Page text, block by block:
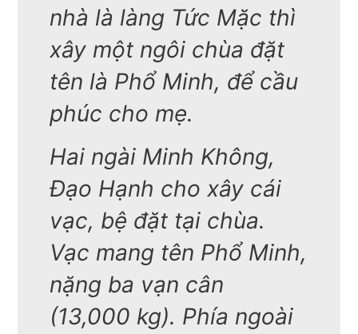
nhà là làng Tức Mặc thì
xây một ngôi chùa đặt
tên là Phổ Minh, để cầu
phúc cho mẹ.
Hai ngài Minh Không,
Đạo Hạnh cho xây cái
vạc, bệ đặt tại chùa.
Vạc mang tên Phổ Minh,
nặng ba vạn cân
(13,000 kg). Phía ngoài